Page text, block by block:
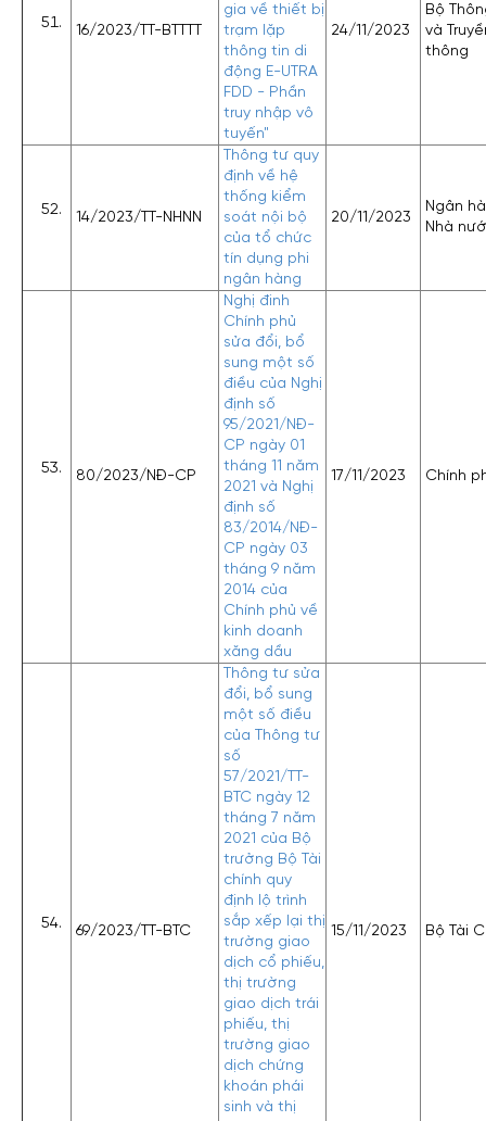
16/2023/TT-BTTTT
gia về thiết bị
trạm lặp
thông tin di
động E-UTRA
FDD - Phần
truy nhập vô
tuyến"
24/11/2023
Bộ
và
thông
14/2023/TT-NHNN
Thông tư quy
định về hệ
thống kiểm
soát nội bộ
của tổ chức
tín dụng phi
ngân hàng
20/11/2023
Ngân
Nhà
80/2023/NĐ-CP
Nghị đinh
Chính phủ
sửa đổi, bổ
sung một số
điều của Nghị
định số
95/2021/NĐ-
CP ngày 01
tháng 11 năm
2021 và Nghị
định số
83/2014/NĐ-
CP ngày 03
tháng 9 năm
2014 của
Chính phủ về
kinh doanh
xăng dầu
17/11/2023 Chính
69/2023/TT-BTC
Thông tư sửa
đổi, bổ sung
một số điều
của Thông tư
số
57/2021/TT-
BTC ngày 12
tháng 7 năm
2021 của Bộ
trưởng Bộ Tài
chính quy
định lộ trình
sắp xếp lại thị
trường giao
dịch cổ phiếu,
thị trường
giao dịch trái
phiếu, thị
trường giao
dịch chứng
khoán phái
sinh và thị
15/11/2023 Bộ Tài